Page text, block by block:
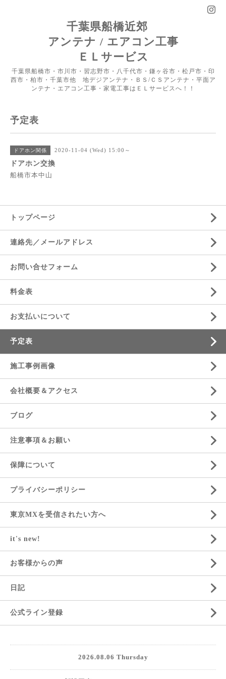
千葉県船橋近郊
アンテナ / エアコン工事
ＥＬサービス
千葉県船橋市・市川市・習志野市・八千代市・鎌ヶ谷市・松戸市・印
西市・柏市・千葉市他 地デジアンテナ・ＢＳ/ＣＳアンテナ・平面ア
ンテナ・エアコン工事・家電工事はＥＬサービスへ！！
予定表
ドアホン関係 2020-11-04 (Wed) 15:00～
ドアホン交換
船橋市本中山
トップページ
連絡先／メールアドレス
お問い合せフォーム
料金表
お支払いについて
予定表
施工事例画像
会社概要＆アクセス
ブログ
注意事項＆お願い
保障について
プライバシーポリシー
東京MXを受信されたい方へ
it's new!
お客様からの声
日記
公式ライン登録
2026.08.06 Thursday